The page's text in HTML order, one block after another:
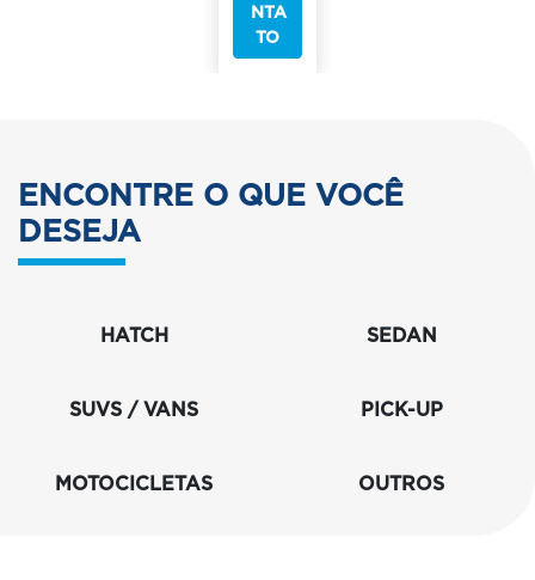
NTA
TO
ENCONTRE O QUE VOCÊ
DESEJA
HATCH SEDAN
SUVS / VANS PICK-UP
MOTOCICLETAS OUTROS